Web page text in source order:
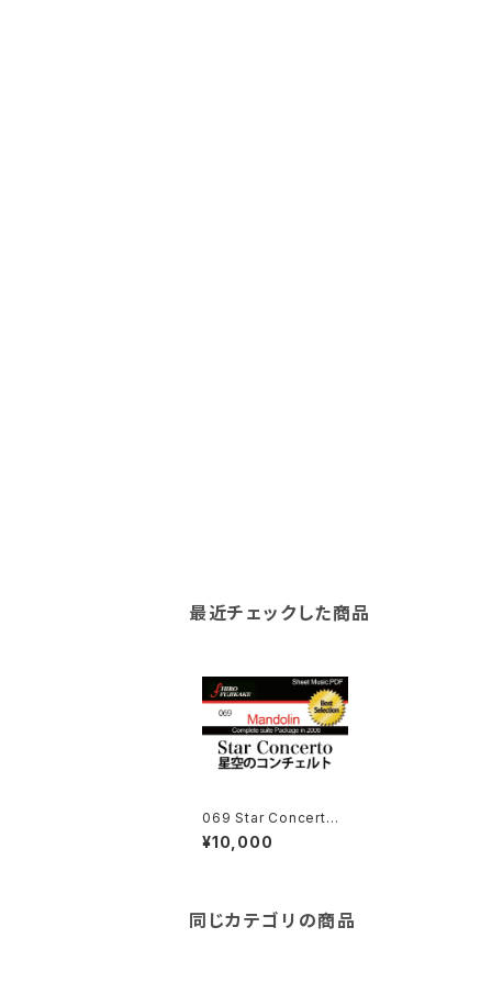
最近チェックした商品
069 Star Concerto
(星空のコンチェルト）
¥10,000
同じカテゴリの商品